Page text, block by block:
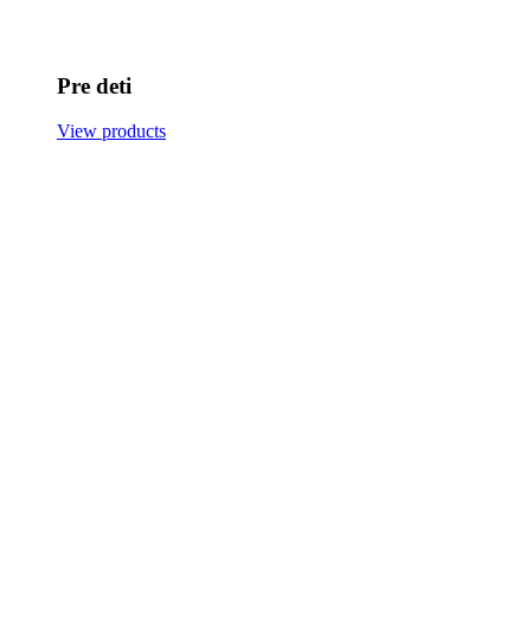
Pre deti
View products